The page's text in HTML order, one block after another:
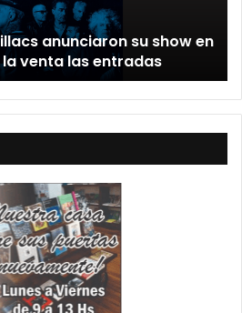
anunciaron su show en
venta las entradas